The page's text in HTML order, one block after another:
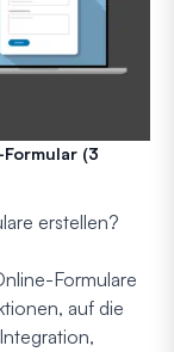
(3
erstellen?
Formulare
auf die